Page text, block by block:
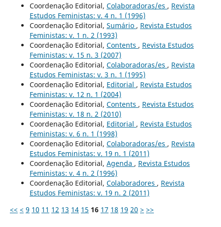
Coordenação Editorial, Colaboradoras/es , Revista
Estudos Feministas: v. 4 n. 1 (1996)
Coordenação Editorial, Sumário , Revista Estudos
Feministas: v. 1 n. 2 (1993)
Coordenação Editorial, Contents , Revista Estudos
Feministas: v. 15 n. 3 (2007)
Coordenação Editorial, Colaboradoras/es , Revista
Estudos Feministas: v. 3 n. 1 (1995)
Coordenação Editorial, Editorial , Revista Estudos
Feministas: v. 12 n. 1 (2004)
Coordenação Editorial, Contents , Revista Estudos
Feministas: v. 18 n. 2 (2010)
Coordenação Editorial, Editorial , Revista Estudos
Feministas: v. 6 n. 1 (1998)
Coordenação Editorial, Colaboradoras/es , Revista
Estudos Feministas: v. 19 n. 1 (2011)
Coordenação Editorial, Agenda , Revista Estudos
Feministas: v. 4 n. 2 (1996)
Coordenação Editorial, Colaboradores , Revista
Estudos Feministas: v. 19 n. 2 (2011)
<< < 9 10 11 12 13 14 15 16 17 18 19 20 > >>